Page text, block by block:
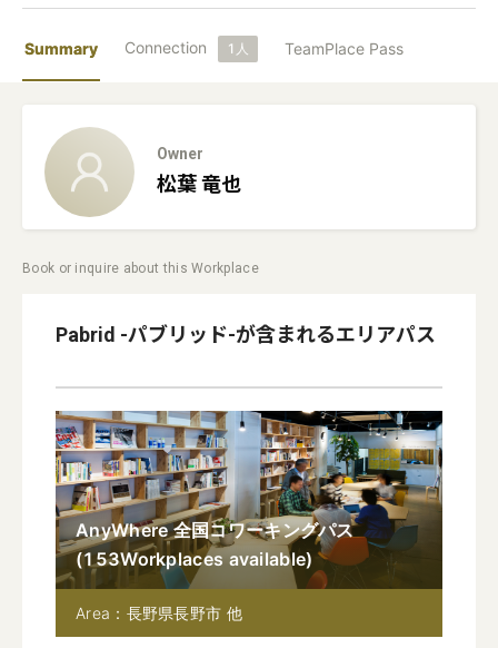
Summary Connection 1 人 TeamPlace Pass
Owner
松葉竜也
Book or inquire about this Workplace
Pabrid -パブリッド-が含まれるエリアパス
AnyWhere 全国コワーキングパス
(153Workplaces available)
Area：長野県長野市 他